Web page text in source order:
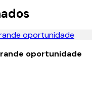
oportunidade